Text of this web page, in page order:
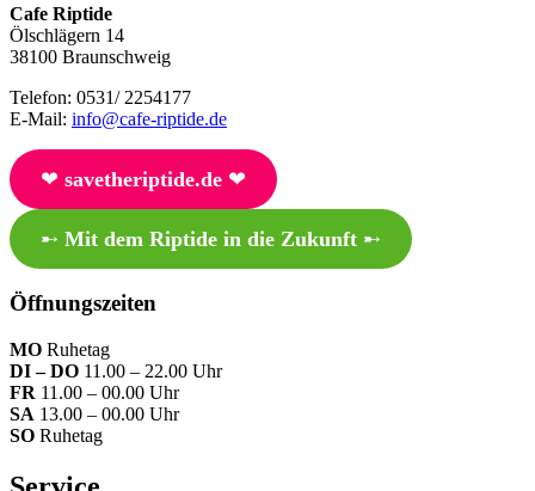
Cafe Riptide
Ölschlägern 14
38100 Braunschweig
Telefon: 0531/ 2254177
E-Mail: info@cafe-riptide.de
❤︎ savetheriptide.de❤︎
➸ Mit dem Riptide in die Zukunft➸
Öffnungszeiten
MO Ruhetag
DI – DO 11.00 – 22.00 Uhr
FR 11.00 – 00.00 Uhr
SA 13.00 – 00.00 Uhr
SO Ruhetag